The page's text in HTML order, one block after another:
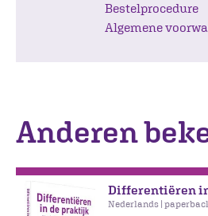
Bestelprocedure
Algemene
Anderen
Differentiëren
Nederlands |